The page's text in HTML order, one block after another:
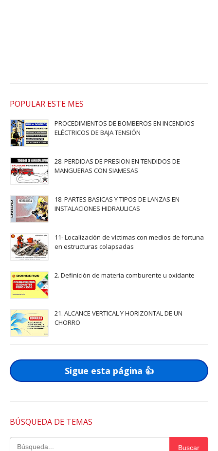
POPULAR ESTE MES
PROCEDIMIENTOS DE BOMBEROS EN INCENDIOS
ELÉCTRICOS DE BAJA TENSIÓN
28. PERDIDAS DE PRESION EN TENDIDOS DE
MANGUERAS CON SIAMESAS
18. PARTES BASICAS Y TIPOS DE LANZAS EN
INSTALACIONES HIDRAULICAS
11- Localización de víctimas con medios de fortuna
en estructuras colapsadas
2. Definición de materia comburente u oxidante
21. ALCANCE VERTICAL Y HORIZONTAL DE UN
CHORRO
Sigue esta página 👍
BÚSQUEDA DE TEMAS
Buscar